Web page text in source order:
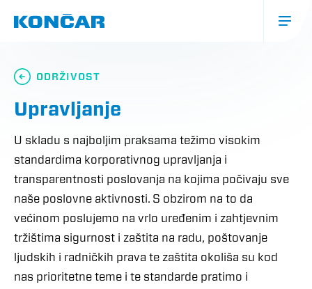
navigacija
(mobile)
ODRŽIVOST
Upravljanje
U skladu s najboljim praksama težimo visokim
standardima korporativnog upravljanja i
transparentnosti poslovanja na kojima počivaju sve
naše poslovne aktivnosti. S obzirom na to da
većinom poslujemo na vrlo uređenim i zahtjevnim
tržištima sigurnost i zaštita na radu, poštovanje
ljudskih i radničkih prava te zaštita okoliša su kod
nas prioritetne teme i te standarde pratimo i